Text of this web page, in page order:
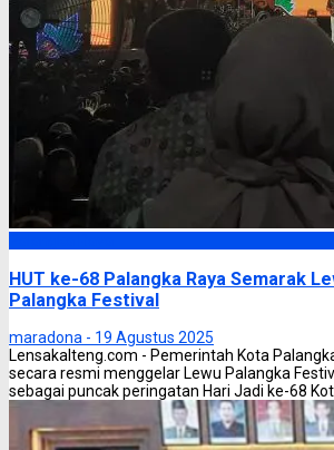
HUT ke-68 Palangka Raya Semarak
Palangka Festival
maradona - 19 Agustus 2025
Lensakalteng.com - Pemerintah Kota
secara resmi menggelar Lewu Palangka
sebagai puncak peringatan Hari Jadi ke-68 Kota